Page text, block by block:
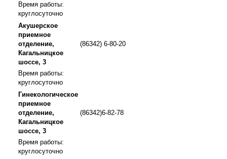
Время работы:
круглосуточно
Акушерское
приемное
отделение,
Кагальницкое
шоссе, 3
(86342) 6-80-20
Время работы:
круглосуточно
Гинекологическое
приемное
отделение,
Кагальницкое
шоссе, 3
(86342)6-82-78
Время работы:
круглосуточно